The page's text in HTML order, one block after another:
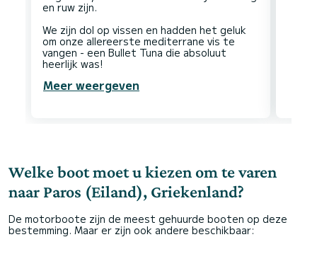
en ruw zijn.
We zijn dol op vissen en hadden het geluk
om onze allereerste mediterrane vis te
vangen - een Bullet Tuna die absoluut
Meer weergeven
Welke boot moet u kiezen om te varen
naar Paros (Eiland), Griekenland?
De motorboote zijn de meest gehuurde booten op deze
bestemming. Maar er zijn ook andere beschikbaar: